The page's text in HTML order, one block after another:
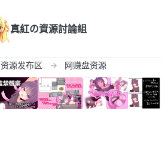
真紅の資源討論組
资源发布区 网赚盘资源